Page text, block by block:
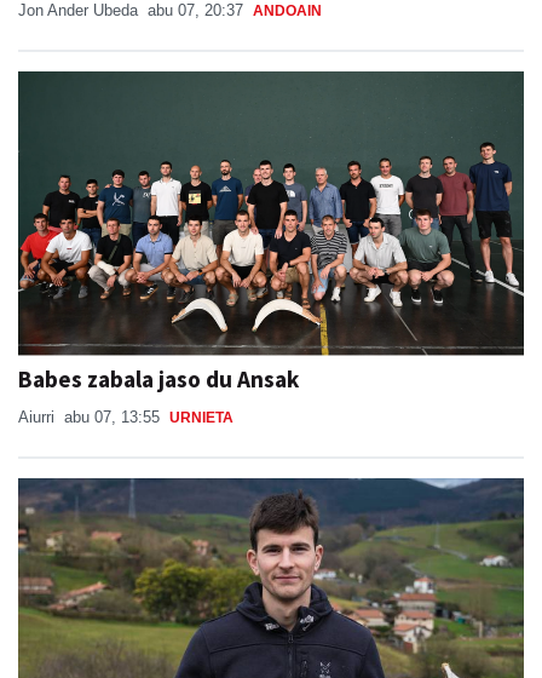
Jon Ander Ubeda abu 07, 20:37 ANDOAIN
Babes zabala jaso du Ansak
Aiurri abu 07, 13:55 URNIETA